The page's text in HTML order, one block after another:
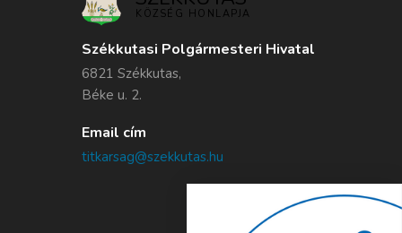
KÖZSÉG HONLAPJA
Székkutasi Polgármesteri Hivatal
6821 Székkutas,
Béke u. 2.
Email cím
titkarsag@szekkutas.hu